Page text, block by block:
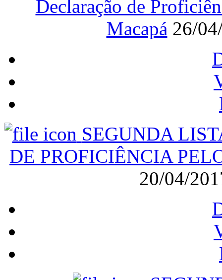
Declaração de
Macapá 26/
SEGUNDA
DE PROFICIÊNCIA
20/04/